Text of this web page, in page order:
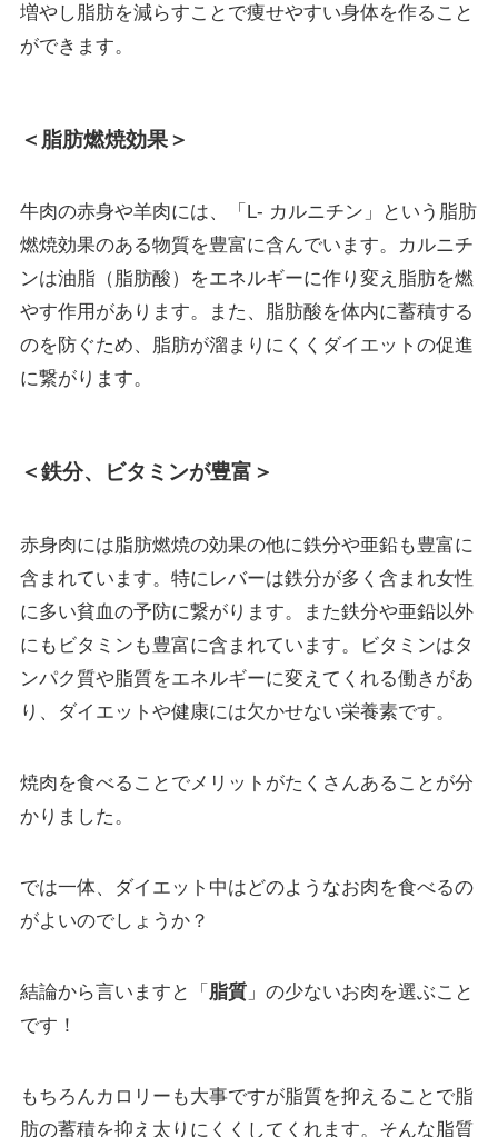
増やし脂肪を減らすことで痩せやすい身体を作ること
ができます。
＜脂肪燃焼効果＞
牛肉の赤身や羊肉には、「L‐ カルニチン」という脂肪
燃焼効果のある物質を豊富に含んでいます。カルニチ
ンは油脂（脂肪酸）をエネルギーに作り変え脂肪を燃
やす作用があります。また、脂肪酸を体内に蓄積する
のを防ぐため、脂肪が溜まりにくくダイエットの促進
に繋がります。
＜鉄分、ビタミンが豊富＞
赤身肉には脂肪燃焼の効果の他に鉄分や亜鉛も豊富に
含まれています。特にレバーは鉄分が多く含まれ女性
に多い貧血の予防に繋がります。また鉄分や亜鉛以外
にもビタミンも豊富に含まれています。ビタミンはタ
ンパク質や脂質をエネルギーに変えてくれる働きがあ
り、ダイエットや健康には欠かせない栄養素です。
焼肉を食べることでメリットがたくさんあることが分
かりました。
では一体、ダイエット中はどのようなお肉を食べるの
がよいのでしょうか？
結論から言いますと「 脂質」の少ないお肉を選ぶこと
です！
もちろんカロリーも大事ですが脂質を抑えることで脂
肪の蓄積を抑え太りにくくしてくれます。そんな脂質